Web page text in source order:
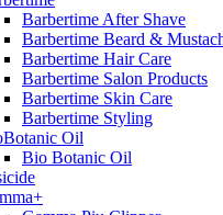
Barbertime After Shave
Barbertime Beard &
Barbertime Hair Care
Barbertime Salon Products
Barbertime Skin Care
Barbertime Styling
Oil
Bio Botanic Oil